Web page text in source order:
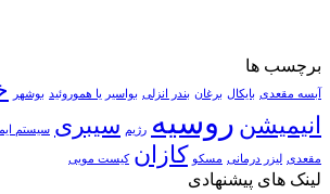
برچسب ها
آبسه مقعدی بایکال برغان بندر انزلی بواسیر یا هموروئید بوشهر
انیمیشن روسیه رژیم سیبری سیستم
مقعدی لیزر درمانی مسکو کازان کیست مویی
لینک های پیشنهادی